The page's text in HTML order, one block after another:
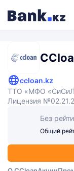
ccloan.kz
ТТО «МФО
Лицензия
Без
Общий